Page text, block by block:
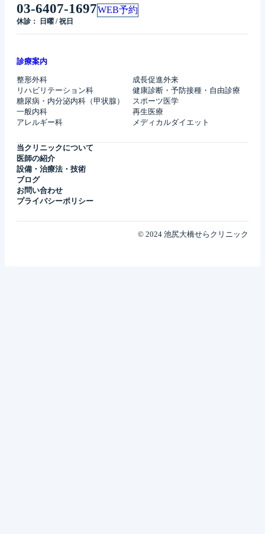
03-6407-1697
休診： 日曜 / 祝日
WEB予約
診療案内
整形外科
リハビリテーション科
糖尿病・内分泌内科（甲状腺）
一般内科
アレルギー科
成長促進外来
健康診断・予防接種・自由診療
スポーツ医学
再生医療
メディカルダイエット
当クリニックについて
医師の紹介
設備・治療法・技術
ブログ
お問い合わせ
プライバシーポリシー
© 2024 池尻大橋せらクリニック